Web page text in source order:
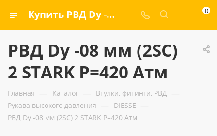
Купить РВД Dу -08 мм (2SC) 2 STARK Р=420 Атм — ООО «ГИДРАМАКС» 0
РВД Dу -08 мм (2SC)
2 STARK Р=420 Атм
Главная — Каталог — Втулки, фитинги, РВД —
Рукава высокого давления — DIESSE —
РВД Dу -08 мм (2SC) 2 STARK Р=420 Атм